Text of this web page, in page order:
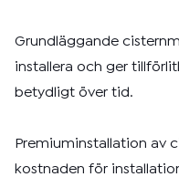
Grundläggande
installera och ger
betydligt över tid.
Premiuminstallation av
kostnaden för